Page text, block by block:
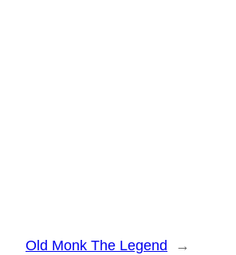
Old Monk The Legend →